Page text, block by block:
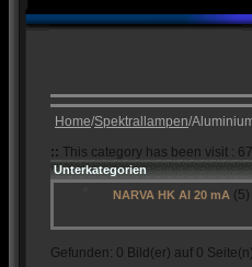
Home/Spektrallampen/
:: This category has been visit :
Unterkategorien
NARVA HK Al 20 mA (5)
Gefunden: 0 Bild(er) auf 0